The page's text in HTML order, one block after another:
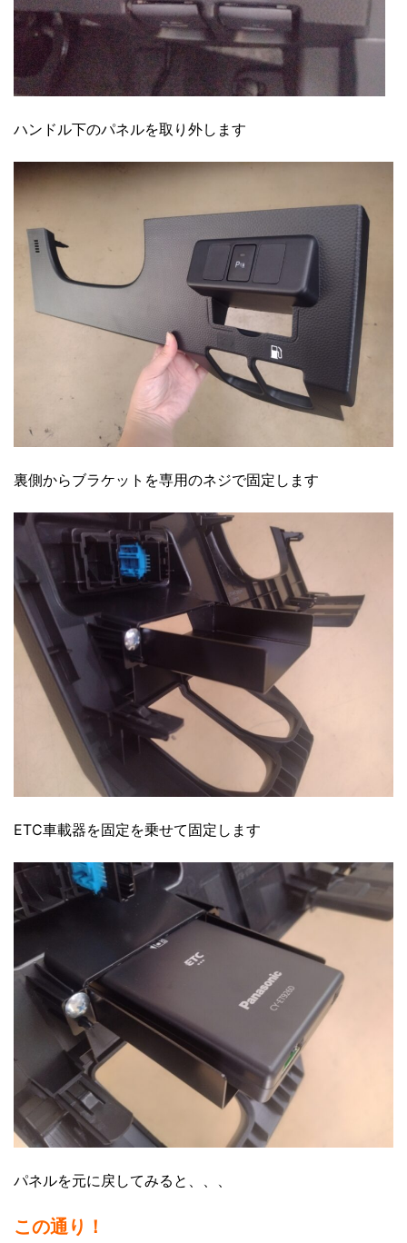
ハンドル下のパネルを取り外します
裏側からブラケットを専用のネジで固定します
ETC車載器を固定を乗せて固定します
パネルを元に戻してみると、、、
この通り！